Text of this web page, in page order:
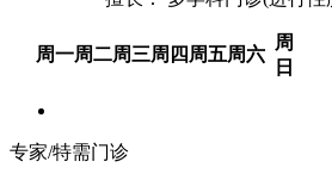
周一周二周三周四 周五周六
周
日
专家/特需门诊